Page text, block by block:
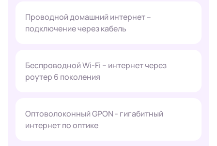
Проводной домашний интернет –
подключение через кабель
Беспроводной Wi-Fi – интернет через
роутер 6 поколения
Оптоволоконный GPON - гигабитный
интернет по оптике